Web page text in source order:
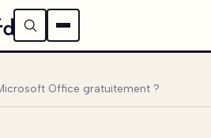
Office gratuitement ?